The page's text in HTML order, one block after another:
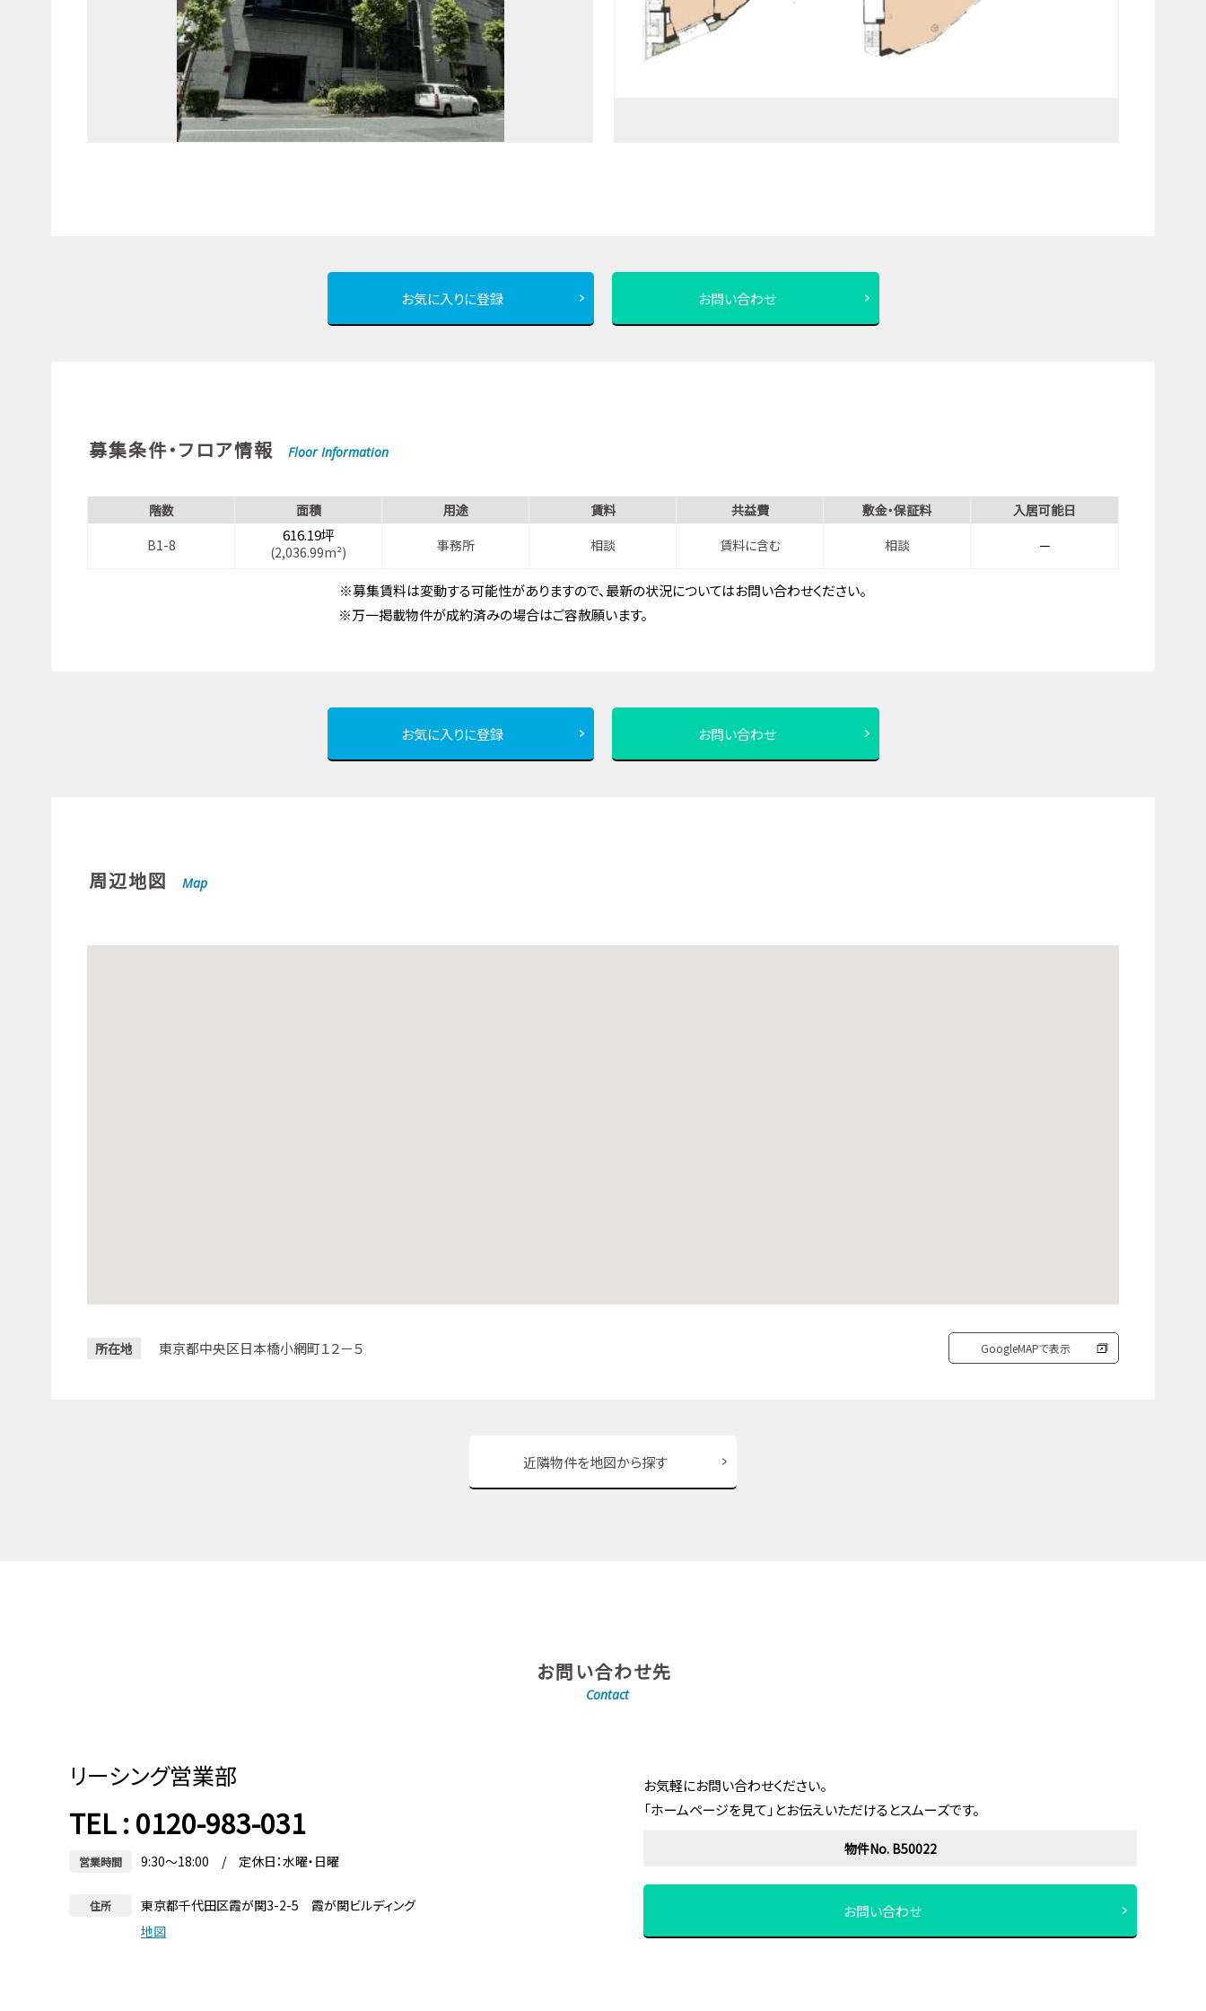
お気に入りに登録 お問い合わせ
募集条件・フロア情報 Floor Information
階数 面積 用途 賃料 共益費 敷金・保証料
入居可能日
B1-8
616.19坪
(2,036.99m²) 事務所 相談 賃料に含む 相談 －
※募集賃料は変動する可能性がありますので、最新の状況についてはお問い合わせください。
※万一掲載物件が成約済みの場合はご容赦願います。
お気に入りに登録 お問い合わせ
周辺地図 Map
所在地 東京都中央区日本橋小網町１２－５ GoogleMAPで表示
近隣物件を地図から探す
お問い合わせ先
Contact
お気軽にお問い合わせください。
「ホームページを見て」とお伝えいただけるとスムーズです。
物件No. B50022
お問い合わせ
リーシング営業部
TEL : 0120-983-031
営業時間 9:30～18:00 / 定休日：水曜・日曜
住所
東京都千代田区霞が関3-2-5 霞が関ビルディング
地図